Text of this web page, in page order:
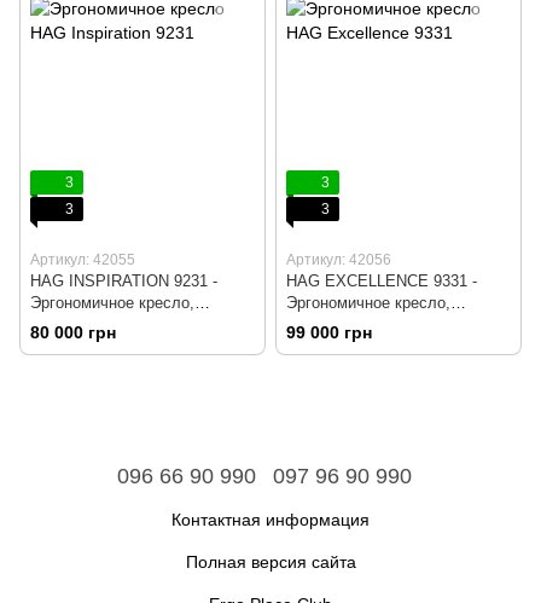
Подголовник регулируемый
3
3
Артикул: 42055
HAG INSPIRATION 9231 -
Эргономичное кресло,
Компьютерное, Игровое,
Геймерское, Ткань,
80 000 грн
3
3
Артикул: 42056
HAG EXCELLENCE 9331 -
Эргономичное кресло,
Компьютерное, Игровое,
Геймерское, Ткань,
99 000 грн
096 66 90 990 097 96 90 990
Контактная информация
Полная версия сайта